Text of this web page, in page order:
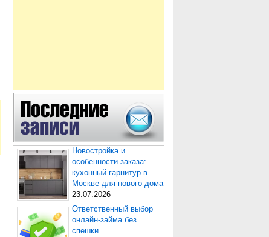
Новостройка и
особенности заказа:
кухонный гарнитур в
Москве для нового дома
23.07.2026
Ответственный выбор
онлайн-займа без
спешки